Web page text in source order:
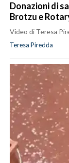
Donazioni di
Brotzu e
Video di Teresa
Teresa Piredda